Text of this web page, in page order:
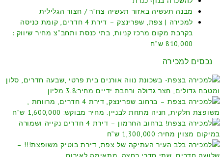
מבנה תעשיה באזור תעשיה צח”ר / חצור הגלילית
למכירה | צפת, שפרינצק – דירת 4 חדרים, קומת כניסה
בקרבת מקום מרכז קניות, בתי כנסת ותחב”צ מחיר שיווק :
810,000 ש”ח
נכסים למכירה